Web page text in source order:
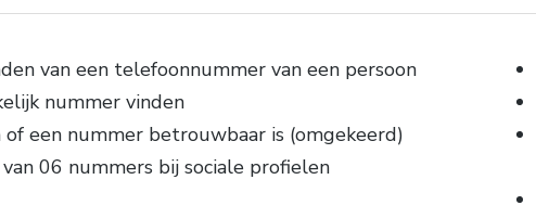
van een telefoonnummer van een persoon
nummer vinden
of een nummer betrouwbaar is (omgekeerd)
06 nummers bij sociale profielen